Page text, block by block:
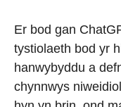
Er bod gan
tystiolaeth bod yr
hanwybyddu a
chynnwys